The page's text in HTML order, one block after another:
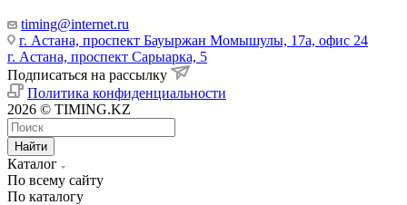
timing@internet.ru
г. Астана, проспект Бауыржан Момышулы, 17а, офис 24
г. Астана, проспект Сарыарка, 5
Подписаться на рассылку
Политика конфиденциальности
2026 © TIMING.KZ
Найти
Каталог
По всему сайту
По каталогу